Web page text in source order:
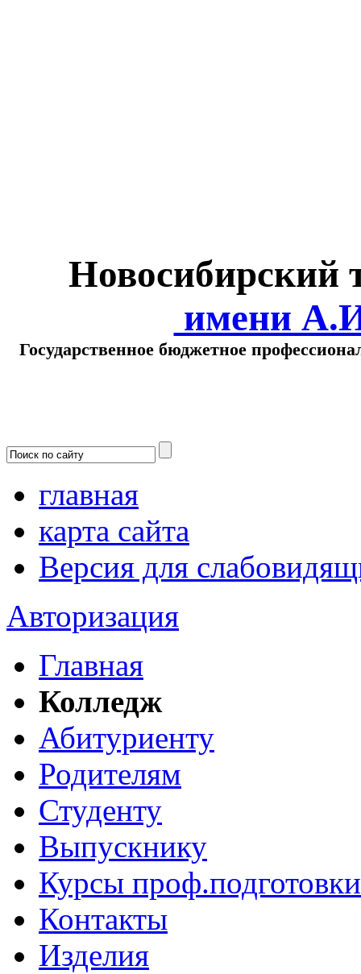
Новосибирский
имени
Государственное бюджетное
главная
карта сайта
Версия для
Авторизация
Главная
Колледж
Абитуриенту
Родителям
Студенту
Выпускнику
Курсы проф.подготовки
Контакты
Изделия